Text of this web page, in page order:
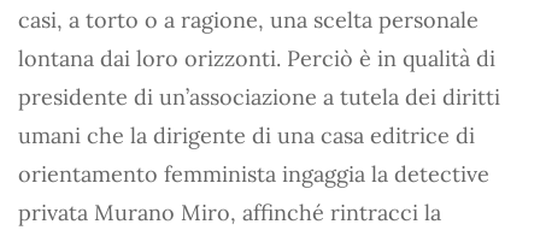
casi, a torto o a ragione, una scelta personale
lontana dai loro orizzonti. Perciò è in qualità di
presidente di un’associazione a tutela dei diritti
umani che la dirigente di una casa editrice di
orientamento femminista ingaggia la detective
privata Murano Miro, affinché rintracci la